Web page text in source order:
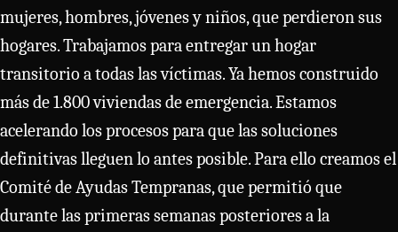
mujeres, hombres, jóvenes y niños, que perdieron sus
hogares. Trabajamos para entregar un hogar
transitorio a todas las víctimas. Ya hemos construido
más de 1.800 viviendas de emergencia. Estamos
acelerando los procesos para que las soluciones
definitivas lleguen lo antes posible. Para ello creamos el
Comité de Ayudas Tempranas, que permitió que
durante las primeras semanas posteriores a la